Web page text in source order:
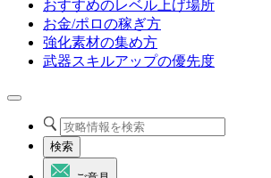
おすすめのレベル上げ場所
お金/ポロの稼ぎ方
強化素材の集め方
武器スキルアップの優先度
検索